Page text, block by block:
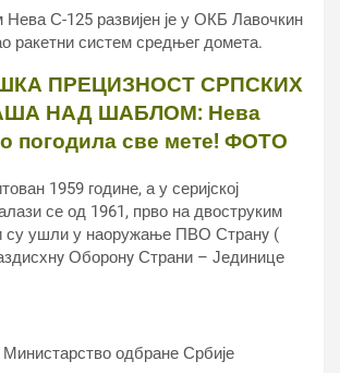
Нева С-125 развијен је у ОКБ Лавочкин
ракетни систем средњег домета.
ПРЕЦИЗНОСТ СРПСКИХ
НАД ШАБЛОМ: Нева
погодила све мете! ФОТО
1959 године, а у серијској
се од 1961, прво на двоструким
су ушли у наоружање ПВО Странy (
Оборонy Страни – Јединице
одбране Србије